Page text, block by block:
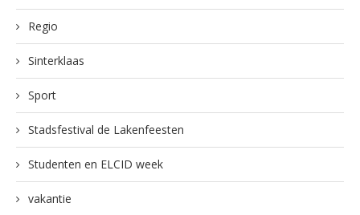
Regio
Sinterklaas
Sport
Stadsfestival de Lakenfeesten
Studenten en ELCID week
vakantie